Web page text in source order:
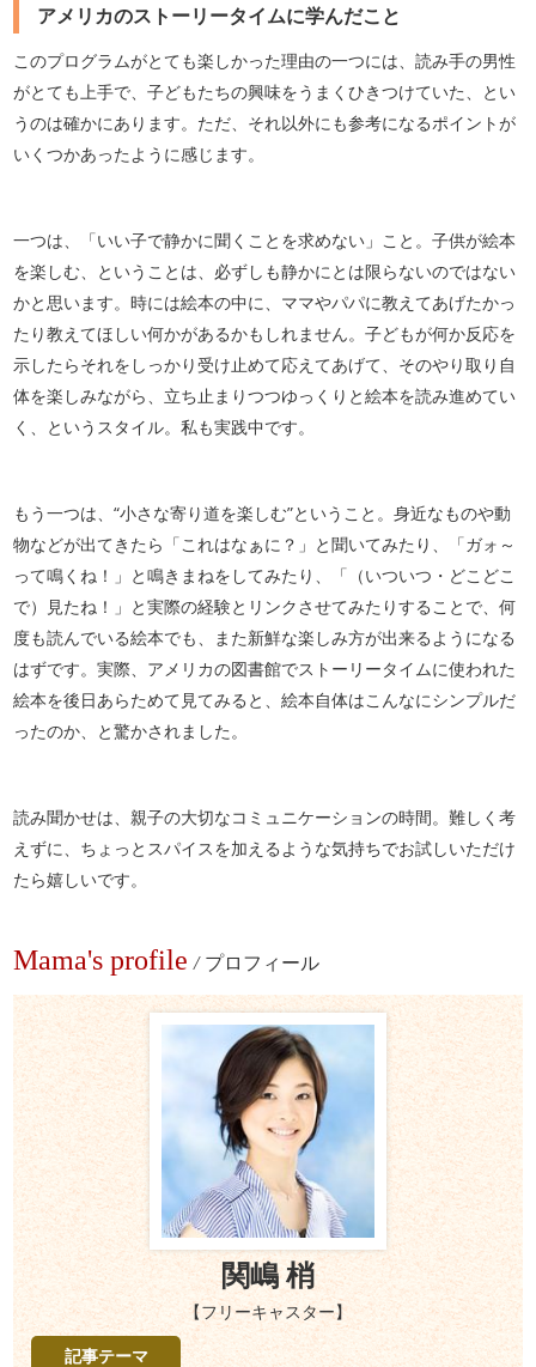
アメリカのストーリータイムに学んだこと
このプログラムがとても楽しかった理由の一つには、読み手の男性
がとても上手で、子どもたちの興味をうまくひきつけていた、とい
うのは確かにあります。ただ、それ以外にも参考になるポイントが
いくつかあったように感じます。
一つは、「いい子で静かに聞くことを求めない」こと。子供が絵本
を楽しむ、ということは、必ずしも静かにとは限らないのではない
かと思います。時には絵本の中に、ママやパパに教えてあげたかっ
たり教えてほしい何かがあるかもしれません。子どもが何か反応を
示したらそれをしっかり受け止めて応えてあげて、そのやり取り自
体を楽しみながら、立ち止まりつつゆっくりと絵本を読み進めてい
く、というスタイル。私も実践中です。
もう一つは、“小さな寄り道を楽しむ”ということ。身近なものや動
物などが出てきたら「これはなぁに？」と聞いてみたり、「ガォ～
って鳴くね！」と鳴きまねをしてみたり、「（いついつ・どこどこ
で）見たね！」と実際の経験とリンクさせてみたりすることで、何
度も読んでいる絵本でも、また新鮮な楽しみ方が出来るようになる
はずです。実際、アメリカの図書館でストーリータイムに使われた
絵本を後日あらためて見てみると、絵本自体はこんなにシンプルだ
ったのか、と驚かされました。
読み聞かせは、親子の大切なコミュニケーションの時間。難しく考
えずに、ちょっとスパイスを加えるような気持ちでお試しいただけ
たら嬉しいです。
Mama's profile / プロフィール
関嶋 梢
【フリーキャスター】
記事テーマ